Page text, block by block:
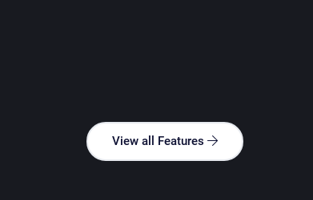
View all Features